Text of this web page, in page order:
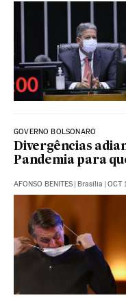
GOVERNO BOLSONARO
Divergências
Pandemia para
AFONSO BENITES | Brasília | OCT